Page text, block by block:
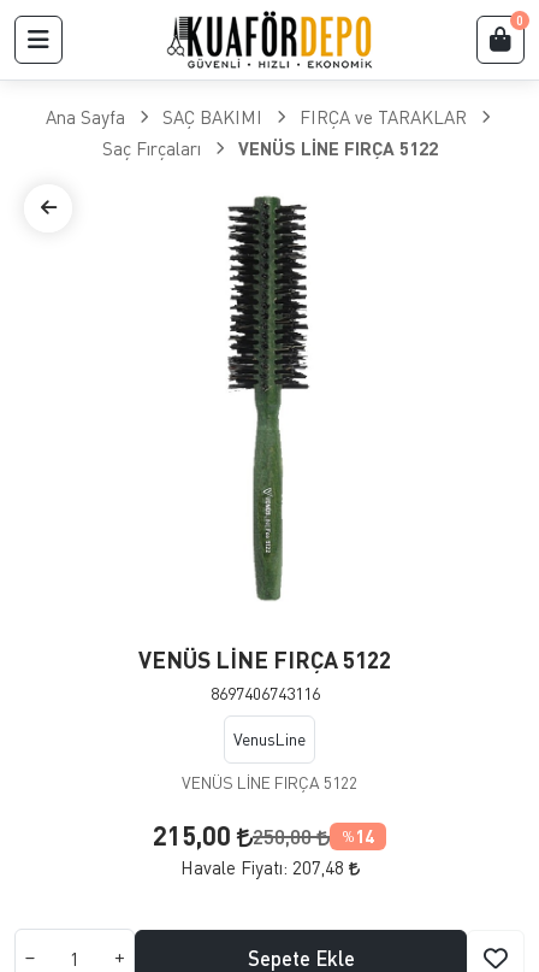
0
Ana Sayfa SAÇ BAKIMI
FIRÇA ve TARAKLAR
Saç Fırçaları
VENÜS LİNE FIRÇA 5122
VENÜS LİNE FIRÇA 5122
8697406743116
VenusLine
VENÜS LİNE FIRÇA 5122
215,00 250,00 % 14
Havale Fiyatı: 207,48
Sepete Ekle